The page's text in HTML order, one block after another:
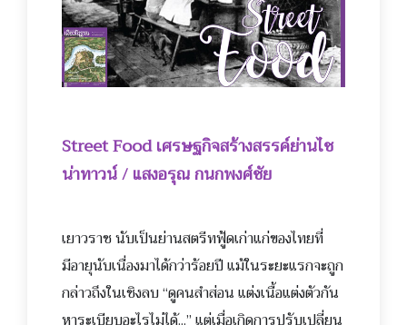
Street Food เศรษฐกิจสร้างสรรค์ย่านไช
น่าทาวน์ / แสงอรุณ กนกพงศ์ชัย
เยาวราช นับเป็นย่านสตรีทฟู้ดเก่าแก่ของไทยที่
มีอายุนับเนื่องมาได้กว่าร้อยปี แม้ในระยะแรกจะถูก
กล่าวถึงในเชิงลบ“ดูคนสำส่อน แต่งเนื้อแต่งตัวกัน